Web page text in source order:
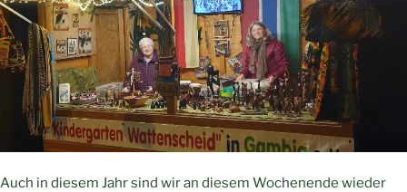
Auch in diesem Jahr sind wir an diesem Wochenende wieder